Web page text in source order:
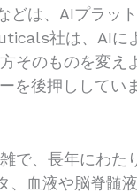
どは、AIプラッ
社は、AIに
そのものを変え
を後押ししてい
で、長年にわた
、血液や脳脊髄